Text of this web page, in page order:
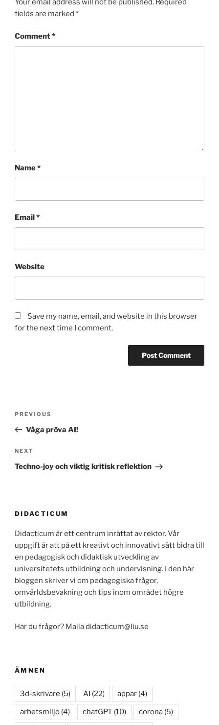
Your email address will not be published. Required
fields are marked *
Comment*
Name*
Email*
Website
Save my name, email, and website in this browser
for the next time I comment.
Previous
Post
PREVIOUS
Våga pröva AI!
Next
Post
NEXT
Techno-joy och viktig kritisk reflektion
DIDACTICUM
Didacticum är ett centrum inrättat av rektor. Vår
uppgift är att på ett kreativt och innovativt sätt bidra till
en pedagogisk och didaktisk utveckling av
universitetets utbildning och undervisning. I den här
bloggen skriver vi om pedagogiska frågor,
omvärldsbevakning och tips inom området högre
utbildning.
Har du frågor? Maila didacticum@liu.se
ÄMNEN
3d-skrivare (5) AI (22) appar (4)
arbetsmiljö (4) chatGPT (10) corona (5)